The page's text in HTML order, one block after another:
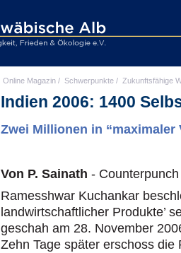
Online Magazin / Schwerpunkte / Zukunftsfähige
Indien 2006: 1400
Zwei Millionen in “maximaler
Von P. Sainath - Counterpunch
Ramesshwar Kuchankar
landwirtschaftlicher Produkte’
geschah am 28. November
Zehn Tage später erschoss